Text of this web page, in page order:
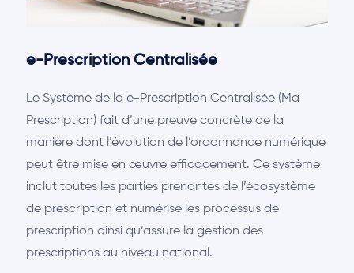
e-Prescription Centralisée
Le Système de la e-Prescription Centralisée (Ma
Prescription) fait d’une preuve concrète de la
manière dont l’évolution de l’ordonnance numérique
peut être mise en œuvre efficacement. Ce système
inclut toutes les parties prenantes de l’écosystème
de prescription et numérise les processus de
prescription ainsi qu’assure la gestion des
prescriptions au niveau national.